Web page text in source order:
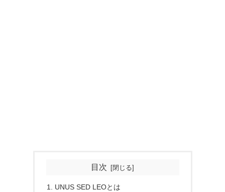
目次
UNUS SED LEOとは